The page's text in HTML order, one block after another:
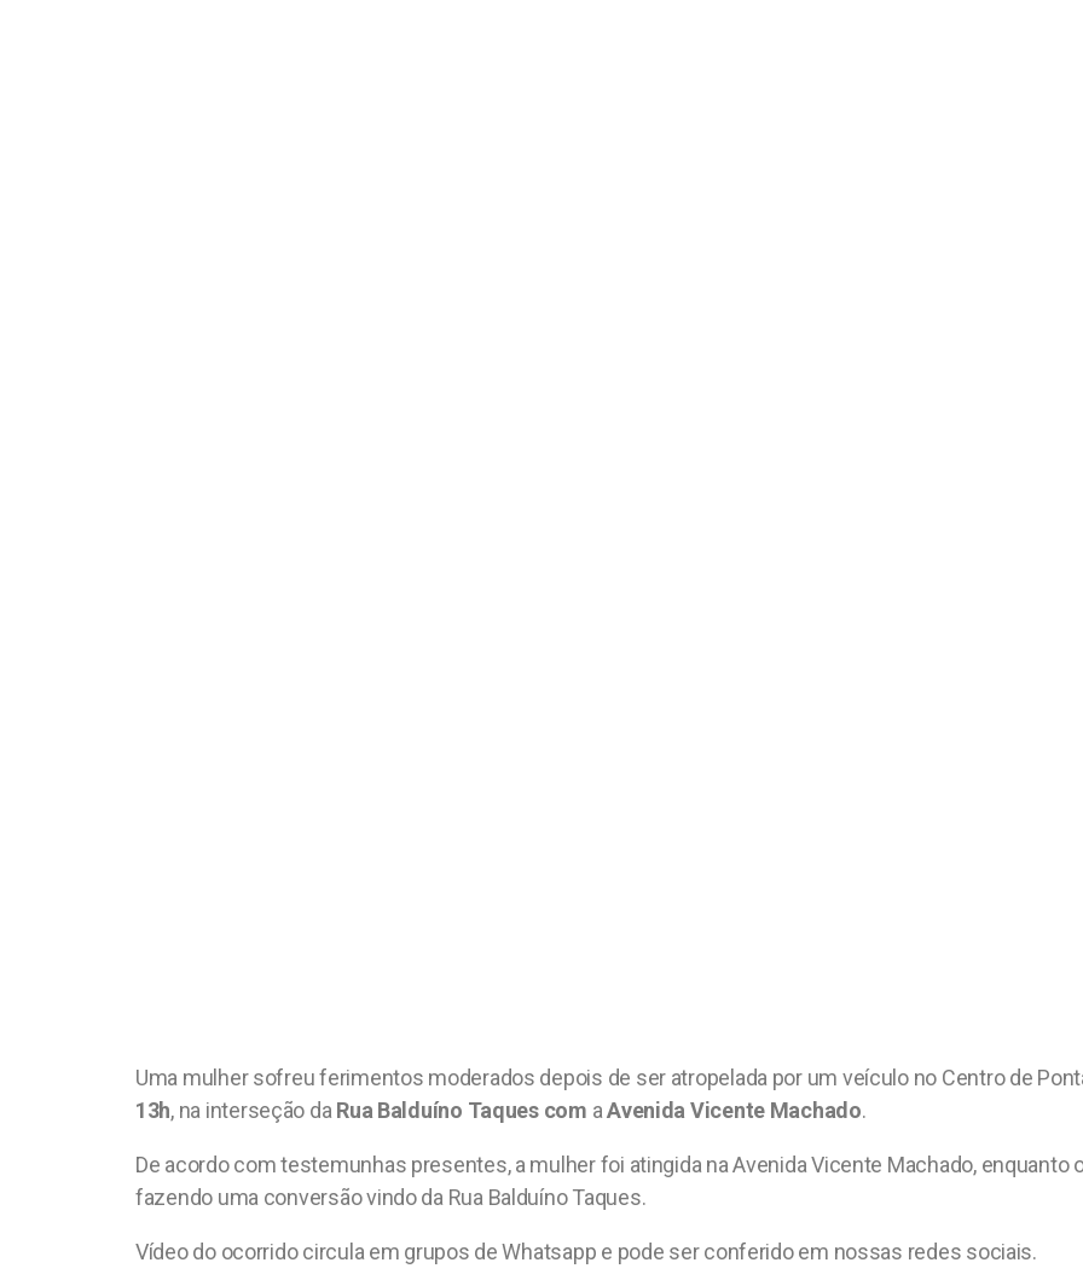
Uma mulher sofreu ferimentos moderados depois de ser atropelada por um veículo no Centro de
13h, na interseção da Rua Balduíno Taques com aAvenida Vicente Machado.
De acordo com testemunhas presentes, a mulher foi atingida na Avenida Vicente Machado, enquanto
fazendo uma conversão vindo da Rua Balduíno Taques.
Vídeo do ocorrido circula em grupos de Whatsapp e pode ser conferido em nossas redes sociais.